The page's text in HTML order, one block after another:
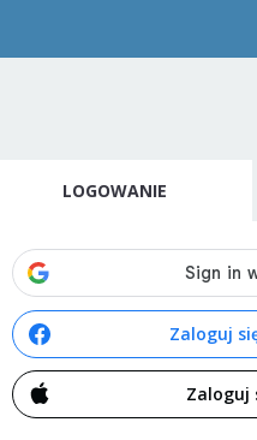
LOGOWANIE
Zaloguj
Zaloguj